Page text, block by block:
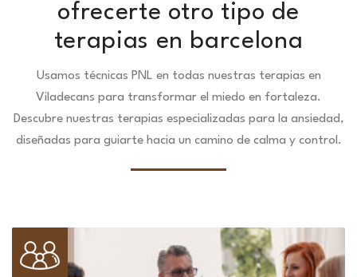
ofrecerte otro tipo de
terapias en barcelona
Usamos técnicas PNL en todas nuestras terapias en
Viladecans para transformar el miedo en fortaleza.
Descubre nuestras terapias especializadas para la ansiedad,
diseñadas para guiarte hacia un camino de calma y control.